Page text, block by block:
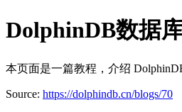
DolphinDB数据
本页面是一篇教程，介绍
Source: https://dolphindb.cn/blogs/70